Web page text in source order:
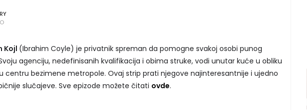
Kojl (Ibrahim Coyle) je privatnik spreman da pomogne svakoj osobi punog
agenciju, nedefinisanih kvalifikacija i obima struke, vodi unutar kuće u obliku
centru bezimene metropole. Ovaj strip prati njegove najinteresantnije i ujedno
slučajeve. Sve epizode možete čitati ovde.